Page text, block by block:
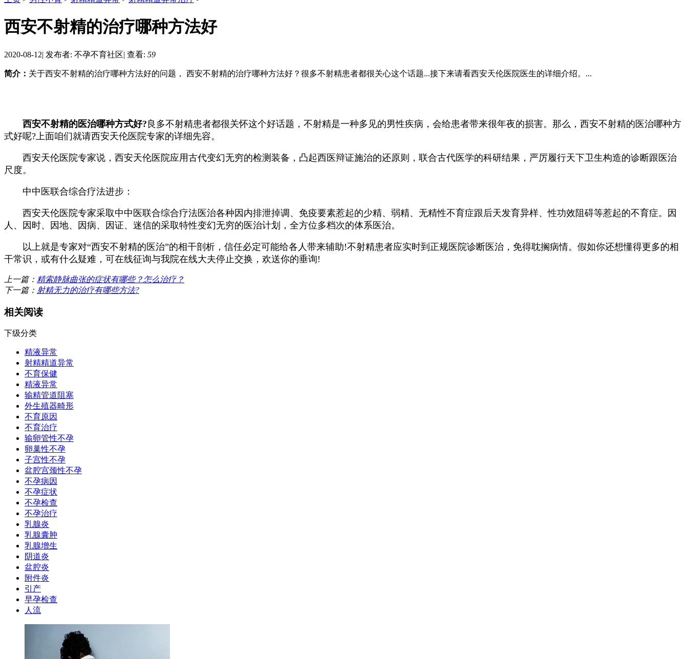
西安不射精的治疗哪种方法好
2020-08-12| 发布者: 不孕不育社区| 查看: 59
简介： 关于西安不射精的治疗哪种方法好的问题， 西安不射精的治疗哪种方法好？很多不射精患者都很关心这个话题...接下来请看西安天伦医院医生的详细介绍。...
西安不射精的医治哪种方式好? 良多不射精患者都很关怀这个好话题，不射精是一种多见的男性疾病，会给患者带来很年夜的损害。那么，西安不射精的医治哪种方
式好呢?上面咱们就请西安天伦医院专家的详细先容。
西安天伦医院专家说，西安天伦医院应用古代变幻无穷的检测装备，凸起西医辩证施治的还原则，联合古代医学的科研结果，严厉履行天下卫生构造的诊断跟医治
尺度。
中中医联合综合疗法进步：
西安天伦医院专家采取中中医联合综合疗法医治各种因内排泄掉调、免疫要素惹起的少精、弱精、无精性不育症跟后天发育异样、性功效阻碍等惹起的不育症。因
人、因时、因地、因病、因证、迷信的采取特性变幻无穷的医治计划，全方位多档次的体系医治。
以上就是专家对“西安不射精的医治”的相干剖析，信任必定可能给各人带来辅助!不射精患者应实时到正规医院诊断医治，免得耽搁病情。假如你还想懂得更多的相
干常识，或有什么疑难，可在线征询与我院在线大夫停止交换，欢送你的垂询!
上一篇： 精索静脉曲张的症状有哪些？怎么治疗？
下一篇： 射精无力的治疗有哪些方法?
相关阅读
下级分类
精液异常
射精精道异常
不育保健
精液异常
输精管道阻塞
外生殖器畸形
不育原因
不育治疗
输卵管性不孕
卵巢性不孕
子宫性不孕
盆腔宫颈性不孕
不孕病因
不孕症状
不孕检查
不孕治疗
乳腺炎
乳腺囊肿
乳腺增生
阴道炎
盆腔炎
附件炎
引产
早孕检查
人流